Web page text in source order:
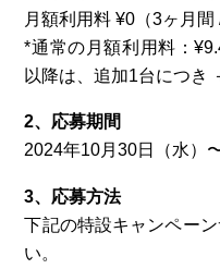
月額利用料 ¥0（3ヶ月間
*通常の月額利用料：
以降は、追加1台につき
2、応募期間
2024年10月30日（水）
3、応募方法
下記の特設キャンペー
い。